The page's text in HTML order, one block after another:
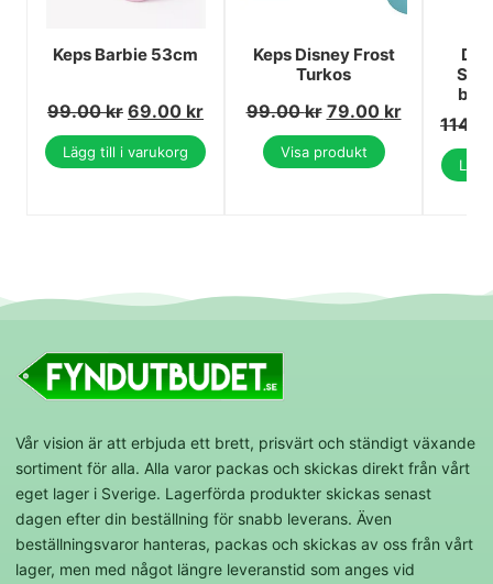
Keps Barbie 53cm
99.00kr 69.00 kr
Lägg till i varukorg
Keps Disney Frost
Turkos
99.00kr 79.00 kr
Visa produkt
Vår vision är att erbjuda ett brett, prisvärt och ständigt växande
sortiment för alla. Alla varor packas och skickas direkt från vårt
eget lager i Sverige. Lagerförda produkter skickas senast
dagen efter din beställning för snabb leverans. Även
beställningsvaror hanteras, packas och skickas av oss från vårt
lager, men med något längre leveranstid som anges vid